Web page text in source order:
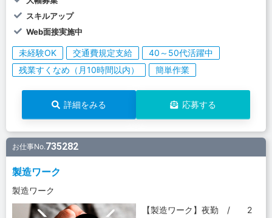
スキルアップ
Web面接実施中
未経験OK 交通費規定支給
40～50代活躍中
残業すくなめ（月10時間以内）
簡単作業
詳細をみる 応募する
お仕事No.735282
製造ワーク
製造ワーク
【製造ワーク】夜勤 / 2